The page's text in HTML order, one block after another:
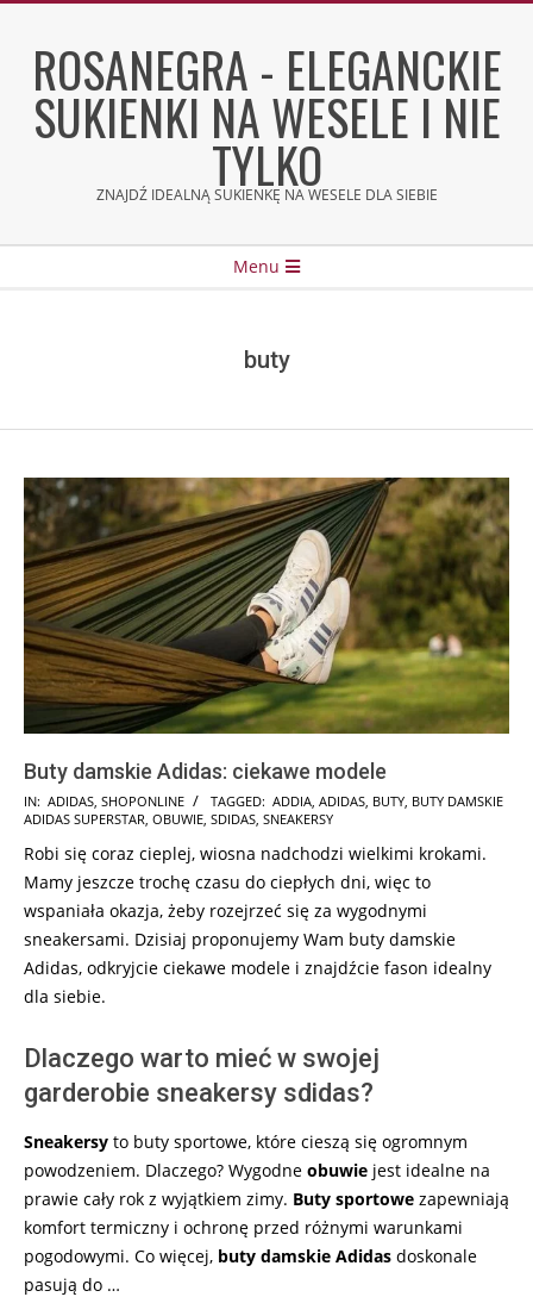
contentROSANEGRA - ELEGANCKIE
SUKIENKI NA WESELE I NIE
TYLKO
ZNAJDŹ IDEALNĄ SUKIENKĘ NA WESELE DLA SIEBIE
Menu
buty
Buty damskie Adidas: ciekawe modele
2026-
02-
15
IN: ADIDAS SHOPONLINE TAGGED: ADDIA ADIDAS BUTY BUTY DAMSKIE
ADIDAS SUPERSTAR OBUWIE SDIDAS SNEAKERSY
Robi się coraz cieplej, wiosna nadchodzi wielkimi krokami.
Mamy jeszcze trochę czasu do ciepłych dni, więc to
wspaniała okazja, żeby rozejrzeć się za wygodnymi
sneakersami. Dzisiaj proponujemy Wam buty damskie
Adidas, odkryjcie ciekawe modele i znajdźcie fason idealny
dla siebie.
Dlaczego warto mieć w swojej
garderobie sneakersy sdidas?
Sneakersy to buty sportowe, które cieszą się ogromnym
powodzeniem. Dlaczego? Wygodne obuwie jest idealne na
prawie cały rok z wyjątkiem zimy. Buty sportowe zapewniają
komfort termiczny i ochronę przed różnymi warunkami
pogodowymi. Co więcej, buty damskie Adidas doskonale
pasują do …